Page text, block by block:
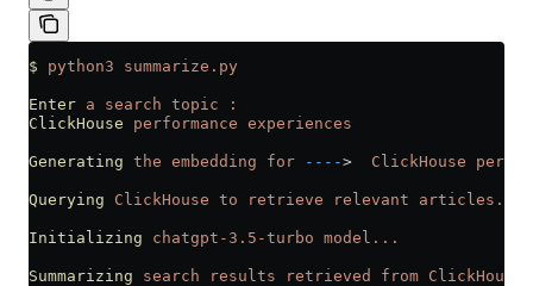
$ python3 summarize.py
Enter a search topic :
ClickHouse performance experiences
Generating the embedding for ---->
  ClickHouse
Querying ClickHouse to retrieve relevant articles...
Initializing chatgpt-3.5-turbo model...
Summarizing search results retrieved from